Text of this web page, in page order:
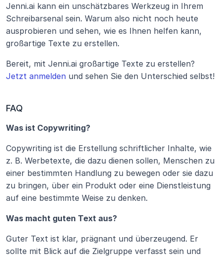
Jenni.ai kann ein unschätzbares Werkzeug in Ihrem
Schreibarsenal sein. Warum also nicht noch heute
ausprobieren und sehen, wie es Ihnen helfen kann,
großartige Texte zu erstellen.
Bereit, mit Jenni.ai großartige Texte zu erstellen?
Jetzt anmelden und sehen Sie den Unterschied selbst!
FAQ
Was ist Copywriting?
Copywriting ist die Erstellung schriftlicher Inhalte, wie
z. B. Werbetexte, die dazu dienen sollen, Menschen zu
einer bestimmten Handlung zu bewegen oder sie dazu
zu bringen, über ein Produkt oder eine Dienstleistung
auf eine bestimmte Weise zu denken.
Was macht guten Text aus?
Guter Text ist klar, prägnant und überzeugend. Er
sollte mit Blick auf die Zielgruppe verfasst sein und